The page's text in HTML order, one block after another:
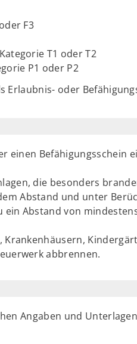
F3
T1 oder T2
P1 oder P2
Erlaubnis- oder
einen Befähigungsschein
die besonders
Abstand und unter
ein Abstand von
abbrennen.
Angaben und